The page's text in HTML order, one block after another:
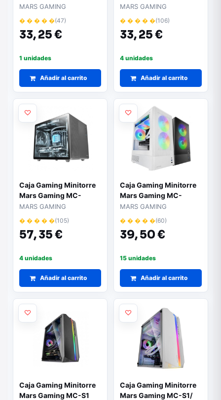
Blanca
MARS GAMING
� � � � �(47)
33,25 €
1 unidades
Añadir al carrito
MESHPRO
MARS GAMING
� � � � �(106)
33,25 €
4 unidades
Añadir al carrito
Caja Gaming Minitorre
Mars Gaming MC-
MPRO
MARS GAMING
� � � � �(105)
57,35 €
4 unidades
Añadir al carrito
Caja Gaming Minitorre
Mars Gaming MC-
ONYX/ Blanca
MARS GAMING
� � � � �(60)
39,50 €
15 unidades
Añadir al carrito
Caja Gaming Minitorre
Mars Gaming MC-S1
Caja Gaming Minitorre
Mars Gaming MC-S1/